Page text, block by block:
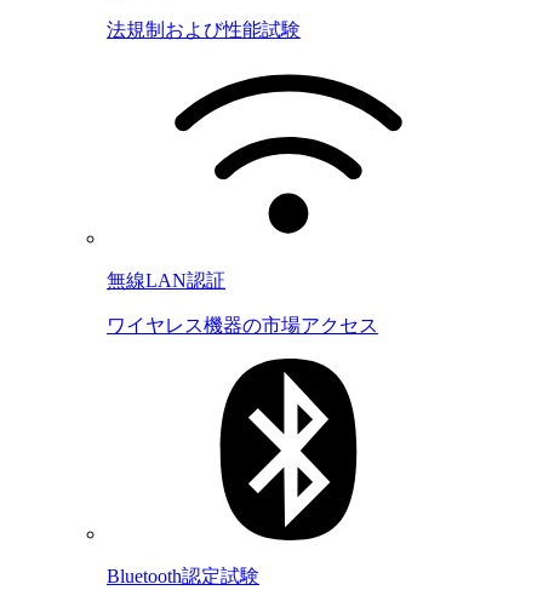
法規制および性能試験
無線LAN認証
ワイヤレス機器の市場アクセス
Bluetooth認定試験